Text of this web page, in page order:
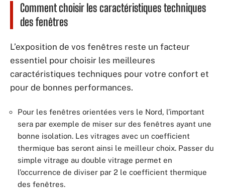
Comment choisir les caractéristiques techniques
des fenêtres
L’exposition de vos fenêtres reste un facteur
essentiel pour choisir les meilleures
caractéristiques techniques pour votre confort et
pour de bonnes performances.
Pour les fenêtres orientées vers le Nord, l’important
sera par exemple de miser sur des fenêtres ayant une
bonne isolation. Les vitrages avec un coefficient
thermique bas seront ainsi le meilleur choix. Passer du
simple vitrage au double vitrage permet en
l’occurrence de diviser par 2 le coefficient thermique
des fenêtres.